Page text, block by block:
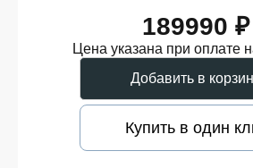
189990 ₽
Цена указана при оплате
Добавить в
Купить в один